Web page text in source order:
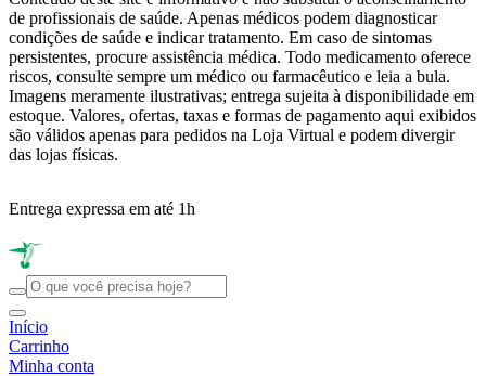
de profissionais de saúde. Apenas médicos podem diagnosticar
condições de saúde e indicar tratamento. Em caso de sintomas
persistentes, procure assistência médica. Todo medicamento oferece
riscos, consulte sempre um médico ou farmacêutico e leia a bula.
Imagens meramente ilustrativas; entrega sujeita à disponibilidade em
estoque. Valores, ofertas, taxas e formas de pagamento aqui exibidos
são válidos apenas para pedidos na Loja Virtual e podem divergir
das lojas físicas.
Entrega expressa em até 1h
Início
Carrinho
Minha conta